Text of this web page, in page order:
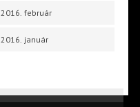
2016. február
2016. január